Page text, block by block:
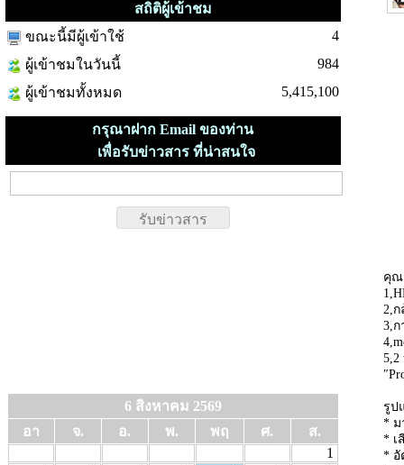
สถิติผู้เข้าชม
ขณะนี้มีผู้เข้าใช้
4
ผู้เข้าชมในวันนี้
984
ผู้เข้าชมทั้งหมด
5,415,100
กรุณาฝาก Email ของท่าน
เพื่อรับข่าวสาร ที่น่าสนใจ
6 สิงหาคม 2569
อา
จ. อ. พ. พฤ ศ.
ส.
1
คุณ
2,ก
3,
รูป
* ม
* เ
* อั